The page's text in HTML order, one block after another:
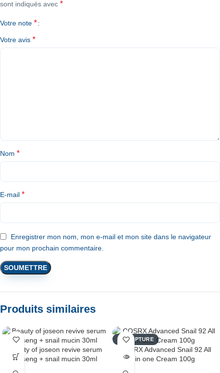
sont indiqués avec *
Votre note *
Votre avis *
Nom *
E-mail *
Enregistrer mon nom, mon e-mail et mon site dans le navigateur
pour mon prochain commentaire.
Produits similaires
Beauty of joseon revive serum
ginseng + snail mucin 30ml
EN RUPTURE
COSRX Advanced Snail 92 All
in one Cream 100g